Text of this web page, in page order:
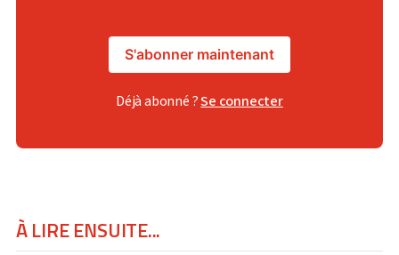
S'abonner maintenant
Déjà abonné ?Se connecter
À LIRE ENSUITE...